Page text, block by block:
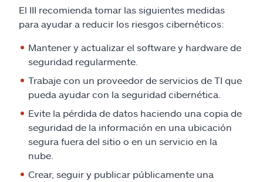
El III recomienda tomar las siguientes medidas
para ayudar a reducir los riesgos cibernéticos:
Mantener y actualizar el software y hardware de
seguridad regularmente.
Trabaje con un proveedor de servicios de TI que
pueda ayudar con la seguridad cibernética.
Evite la pérdida de datos haciendo una copia de
seguridad de la información en una ubicación
segura fuera del sitio o en un servicio en la
nube.
Crear, seguir y publicar públicamente una